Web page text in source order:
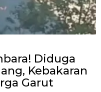
Diduga
Kebakaran
Garut